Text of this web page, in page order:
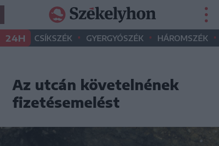
24H CSÍKSZÉK • GYERGYÓSZÉK • HÁROMSZÉK •
Az utcán követelnének
fizetésemelést